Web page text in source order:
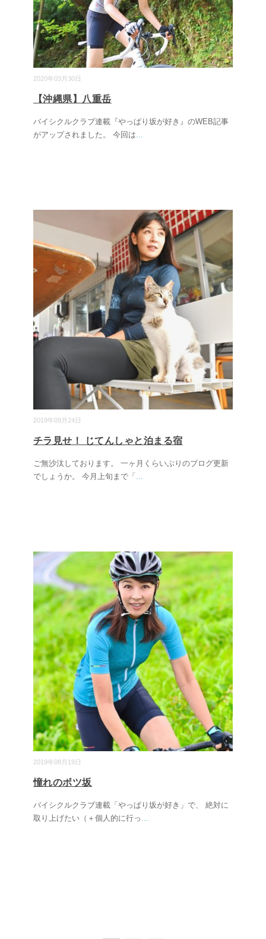
2020年03月30日
【沖縄県】八重岳
バイシクルクラブ連載『やっぱり坂が好き』のWEB記事
がアップされました。 今回は...
2019年09月24日
チラ見せ！ じてんしゃと泊まる宿
ご無沙汰しております。 一ヶ月くらいぶりのブログ更新
でしょうか。 今月上旬まで「 ...
2019年08月19日
憧れのボツ坂
バイシクルクラブ連載「やっぱり坂が好き」で、 絶対に
取り上げたい（＋個人的に行っ ...